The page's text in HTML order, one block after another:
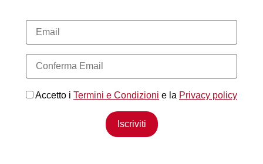
Accetto i Termini e Condizioni e la Privacy policy
Iscriviti